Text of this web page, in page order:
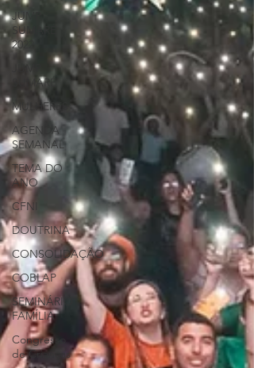
JUMP
SUMARÉ
2022
JUMP
SUMARÉ
MULHERES
AGENDA
SEMANAL
TEMA DO
ANO
CFNI
DOUTRINA
CONSOLIDAÇÃO
COBLAP
SEMINÁRIO
FAMÍLIA
Congresso
de Crianças